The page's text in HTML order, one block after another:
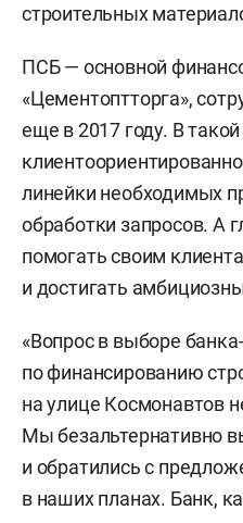
строительных
ПСБ — основной
«Цементоптторга»,
еще в 2017 году. В
линейки необходимых
обработки запросов. А
помогать своим
и достигать
«Вопрос в выборе
по финансированию
на улице Космонавтов
Мы безальтернативно
и обратились с
в наших планах. Банк,